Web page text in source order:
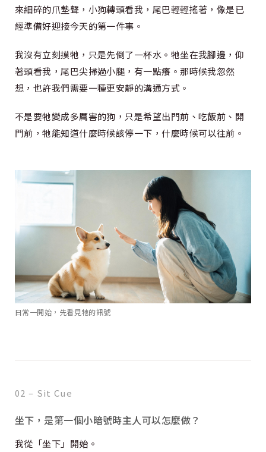
來細碎的爪墊聲，小狗轉頭看我，尾巴輕輕搖著，像是已
經準備好迎接今天的第一件事。
我沒有立刻摸牠，只是先倒了一杯水。牠坐在我腳邊，仰
著頭看我，尾巴尖掃過小腿，有一點癢。那時候我忽然
想，也許我們需要一種更安靜的溝通方式。
不是要牠變成多厲害的狗，只是希望出門前、吃飯前、開
門前，牠能知道什麼時候該停一下，什麼時候可以往前。
日常一開始，先看見牠的訊號
02 – Sit Cue
坐下，是第一個小暗號時主人可以怎麼做？
我從「坐下」開始。